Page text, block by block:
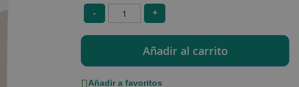
- +
Añadir a favoritos